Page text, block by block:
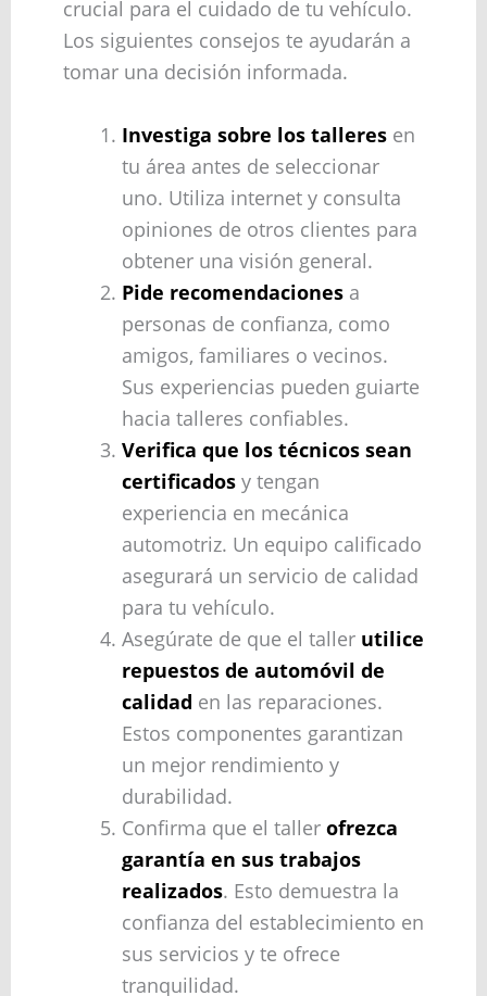
crucial para el cuidado de tu vehículo.
Los siguientes consejos te ayudarán a
tomar una decisión informada.
Investiga sobre los talleresen
tu área antes de seleccionar
uno. Utiliza internet y consulta
opiniones de otros clientes para
obtener una visión general.
Pide recomendacionesa
personas de confianza, como
amigos, familiares o vecinos.
Sus experiencias pueden guiarte
hacia talleres confiables.
Verifica que los técnicos sean
certificadosy tengan
experiencia en mecánica
automotriz. Un equipo calificado
asegurará un servicio de calidad
para tu vehículo.
Asegúrate de que el taller utilice
repuestos de automóvil de
calidad en las reparaciones.
Estos componentes garantizan
un mejor rendimiento y
durabilidad.
Confirma que el taller ofrezca
garantía en sus trabajos
realizados. Esto demuestra la
confianza del establecimiento en
sus servicios y te ofrece
tranquilidad.